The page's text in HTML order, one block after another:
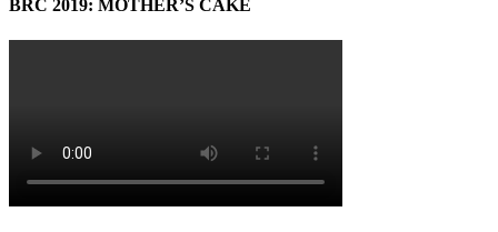
BRC 2019: MOTHER’S CAKE